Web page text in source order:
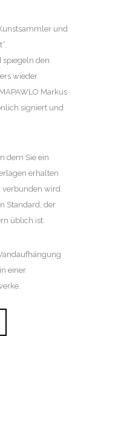
und
spiegeln den
wieder.
Markus
signiert und
dem Sie ein
erhalten
wird.
Standard, der
üblich ist.
einer